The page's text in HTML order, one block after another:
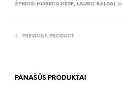
ŽYMOS: HORECA KĖDĖ, LAUKO BALDAI ,
PREVIOUS PRODUCT
PANAŠŪS PRODUKTAI